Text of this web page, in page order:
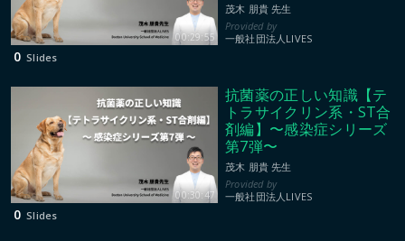
00:29:55
茂木 朋貴 先生
一般社団法人LIVES
0 Slides
00:30:47
抗菌薬の正しい知識【テ
トラサイクリン系・ST合
剤編】〜感染症シリーズ
第7弾〜
茂木 朋貴 先生
一般社団法人LIVES
0 Slides